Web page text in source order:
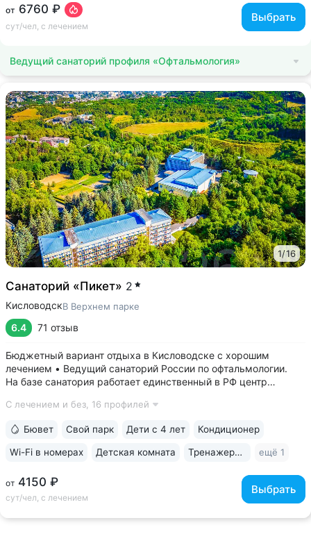
от 6760 ₽
сут/чел, с лечением
Выбрать
Ведущий санаторий профиля «Офтальмология»
1/16
Санаторий «Пикет» 2
КисловодскВ Верхнем парке
6.4 71 отзыв
Бюджетный вариант отдыха в Кисловодске с хорошим
лечением • Ведущий санаторий России по офтальмологии.
На базе санатория работает единственный в РФ центр
в самой высокой части Кисловодского парка на высоте
С лечением и без, 16 профилей
от 4150 ₽
сут/чел, с лечением
Выбрать
Бювет Свой парк Дети с 4 лет Кондиционер
Wi-Fi в номерах Детская комната Тренажерный зал ещё 1